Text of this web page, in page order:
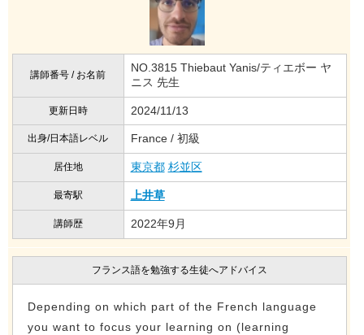
講師番号 / お名前
NO.3815 Thiebaut Yanis/ティエボー ヤ
ニス 先生
更新日時 2024/11/13
出身/日本語レベル France / 初級
居住地 東京都 杉並区
最寄駅 上井草
講師歴 2022年9月
フランス語を勉強する生徒へアドバイス
Depending on which part of the French language
you want to focus your learning on (learning